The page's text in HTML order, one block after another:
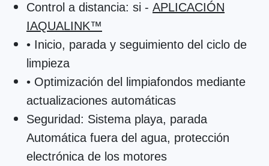
Control a distancia: si - APLICACIÓN
IAQUALINK™
• Inicio, parada y seguimiento del ciclo de
limpieza
• Optimización del limpiafondos mediante
actualizaciones automáticas
Seguridad: Sistema playa, parada
Automática fuera del agua, protección
electrónica de los motores